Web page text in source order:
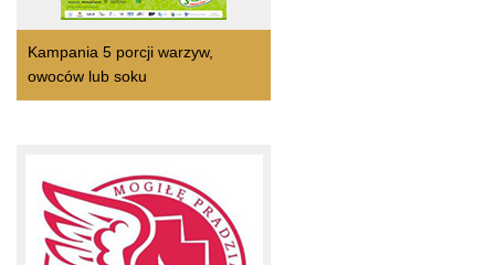
Kampania 5 porcji warzyw,
owoców lub soku